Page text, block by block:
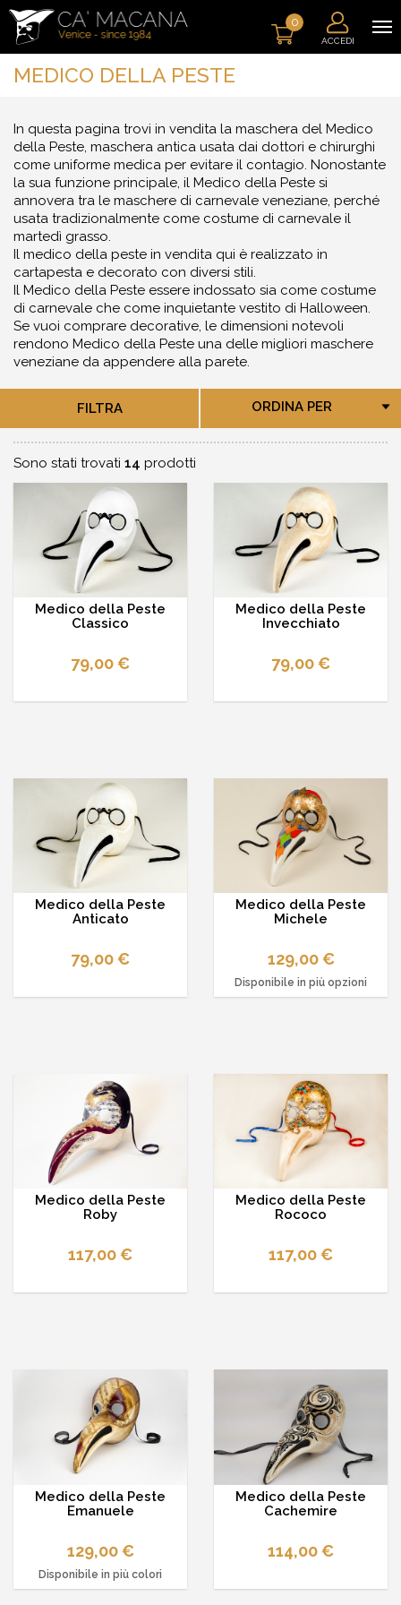
0
ACCEDI
MEDICO DELLA PESTE
In questa pagina trovi in vendita la maschera del Medico
della Peste, maschera antica usata dai dottori e chirurghi
come uniforme medica per evitare il contagio. Nonostante
la sua funzione principale, il Medico della Peste si
annovera tra le maschere di carnevale veneziane, perché
usata tradizionalmente come costume di carnevale il
martedì grasso.
Il medico della peste in vendita qui è realizzato in
cartapesta e decorato con diversi stili.
Il Medico della Peste essere indossato sia come costume
di carnevale che come inquietante vestito di Halloween.
Se vuoi comprare decorative, le dimensioni notevoli
rendono Medico della Peste una delle migliori maschere
veneziane da appendere alla parete.
FILTRA ORDINA PER
Sono stati trovati 14 prodotti
Medico della Peste
Classico
79,00 €
Medico della Peste
Invecchiato
79,00 €
Medico della Peste
Anticato
79,00 €
Medico della Peste
Michele
129,00 €
Disponibile in più opzioni
Medico della Peste
Roby
117,00 €
Medico della Peste
Rococo
117,00 €
Medico della Peste
Emanuele
129,00 €
Disponibile in più colori
Medico della Peste
Cachemire
114,00 €